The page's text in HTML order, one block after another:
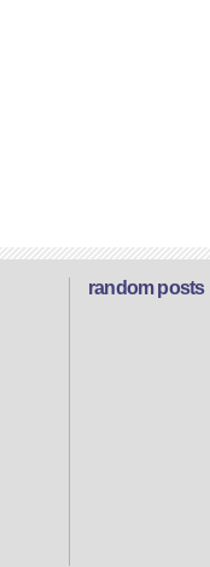
random posts